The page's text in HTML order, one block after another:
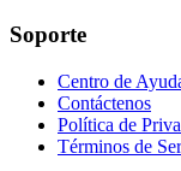
Soporte
Centro de
Contáctenos
Política de
Términos de